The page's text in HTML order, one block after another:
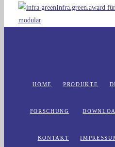
Infra.green.award
modular
HOME PRODUKTE
FORSCHUNG
KONTAKT